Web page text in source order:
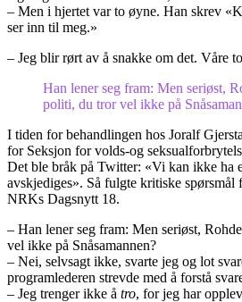
– Men i hjertet var to øyne. Han skrev
ser inn til meg.»
– Jeg blir rørt av å snakke om det. Våre
Han lener seg fram: Men seriøst,
politi, du tror vel ikke på
I tiden for behandlingen hos Joralf
for Seksjon for volds-og
Det ble bråk på Twitter: «Vi kan ikke ha
avskjediges». Så fulgte kritiske spørsmål
NRKs Dagsnytt 18.
– Han lener seg fram: Men seriøst,
vel ikke på Snåsamannen?
– Nei, selvsagt ikke, svarte jeg og lot
programlederen strevde med å forstå
– Jeg trenger ikke å tro, for jeg har